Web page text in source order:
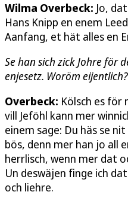
Wilma Overbeck: Jo,
Hans Knipp en enem
Aanfang, et hät alles en
Se han sich zick Johre för
enjesetz. Woröm eijentlich?
Overbeck: Kölsch es för
vill Jeföhl kann mer
einem sage: Du häs se
bös, denn mer han jo all
herrlisch, wenn mer dat
Un deswäjen finge ich
och liehre.